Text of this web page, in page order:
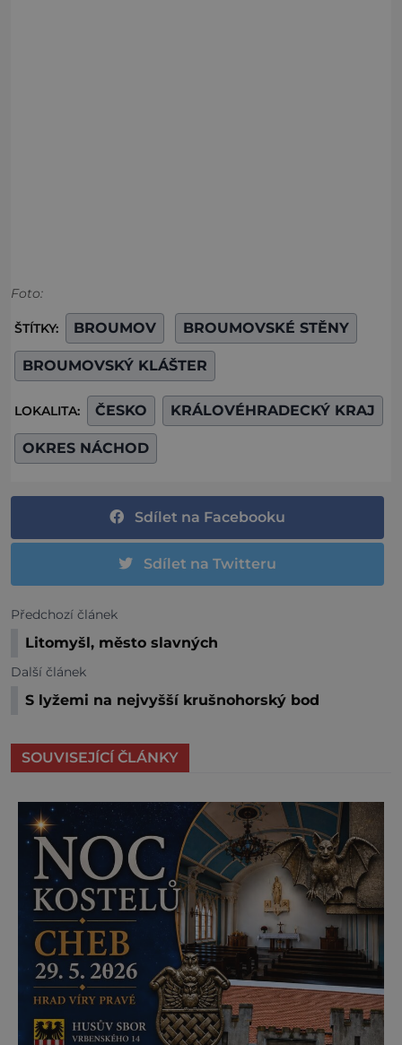
Foto:
ŠTÍTKY: BROUMOV BROUMOVSKÉ STĚNY
BROUMOVSKÝ KLÁŠTER
LOKALITA: ČESKO KRÁLOVÉHRADECKÝ KRAJ
OKRES NÁCHOD
Sdílet na Facebooku
Sdílet na Twitteru
Předchozí článek
Litomyšl, město slavných
Další článek
S lyžemi na nejvyšší krušnohorský bod
SOUVISEJÍCÍ ČLÁNKY